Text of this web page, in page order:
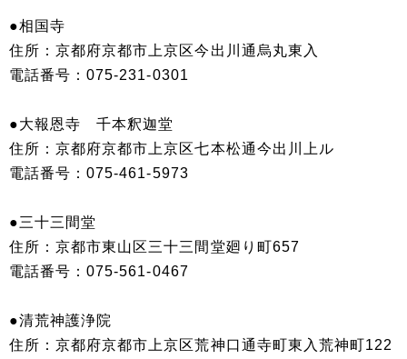
●相国寺
住所：京都府京都市上京区今出川通烏丸東入
電話番号：075-231-0301
●大報恩寺 千本釈迦堂
住所：京都府京都市上京区七本松通今出川上ル
電話番号：075-461-5973
●三十三間堂
住所：京都市東山区三十三間堂廻り町657
電話番号：075-561-0467
●清荒神護浄院
住所：京都府京都市上京区荒神口通寺町東入荒神町122